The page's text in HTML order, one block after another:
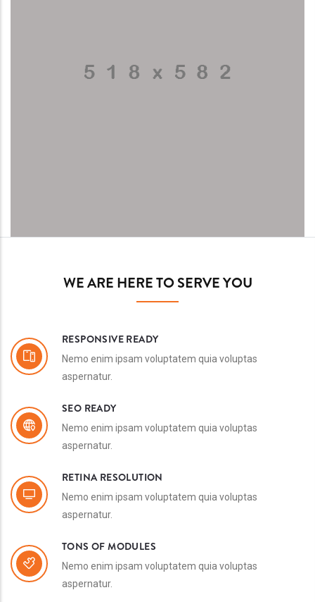
WE ARE HERE TO SERVE YOU
RESPONSIVE READY
Nemo enim ipsam voluptatem quia voluptas
aspernatur.
SEO READY
Nemo enim ipsam voluptatem quia voluptas
aspernatur.
RETINA RESOLUTION
Nemo enim ipsam voluptatem quia voluptas
aspernatur.
TONS OF MODULES
Nemo enim ipsam voluptatem quia voluptas
aspernatur.